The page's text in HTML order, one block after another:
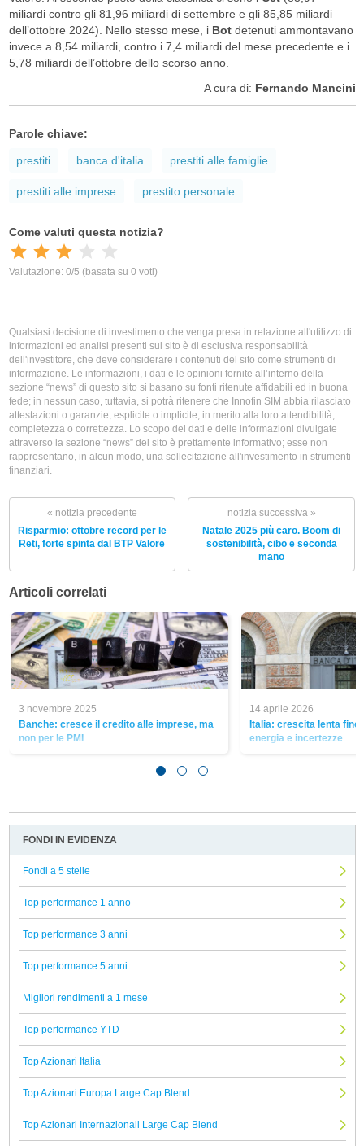
miliardi contro gli 81,96 miliardi di settembre e gli 85,85 miliardi
dell’ottobre 2024). Nello stesso mese, i Botdetenuti ammontavano
invece a 8,54 miliardi, contro i 7,4 miliardi del mese precedente e i
5,78 miliardi dell’ottobre dello scorso anno.
A cura di: Fernando Mancini
Parole chiave:
prestiti banca d'italia prestiti alle famiglie
prestiti alle imprese prestito personale
Qualsiasi decisione di investimento che venga presa in relazione all'utilizzo di
informazioni ed analisi presenti sul sito è di esclusiva responsabilità
dell'investitore, che deve considerare i contenuti del sito come strumenti di
informazione. Le informazioni, i dati e le opinioni fornite all’interno della
sezione “news” di questo sito si basano su fonti ritenute affidabili ed in buona
fede; in nessun caso, tuttavia, si potrà ritenere che Innofin SIM abbia rilasciato
attestazioni o garanzie, esplicite o implicite, in merito alla loro attendibilità,
completezza o correttezza. Lo scopo dei dati e delle informazioni divulgate
attraverso la sezione “news” del sito è prettamente informativo; esse non
rappresentano, in alcun modo, una sollecitazione all'investimento in strumenti
finanziari.
« notizia precedente
Risparmio: ottobre record per le
Reti, forte spinta dal BTP Valore
notizia successiva »
Natale 2025 più caro. Boom di
sostenibilità, cibo e seconda
mano
Articoli correlati
3 novembre 2025
Banche: cresce il credito alle imprese, ma
non per le PMI
14 aprile 2026
Italia: crescita lenta fino
energia e incertezze
FONDI IN EVIDENZA
Fondi a 5 stelle
Top performance 1 anno
Top performance 3 anni
Top performance 5 anni
Migliori rendimenti a 1 mese
Top performance YTD
Top Azionari Italia
Top Azionari Europa Large Cap Blend
Top Azionari Internazionali Large Cap Blend